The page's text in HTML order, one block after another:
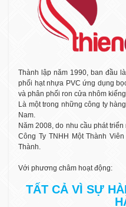
Thành lập năm 1990, ban đầu
phối hạt nhựa PVC ứng dụng
và phân phối ron cửa nhôm
Là một trong những công ty
Nam.
Năm 2008, do nhu cầu phát
Công Ty TNHH Một Thành
Thành.
Với phương châm hoạt động:
TẤT CẢ VÌ SỰ